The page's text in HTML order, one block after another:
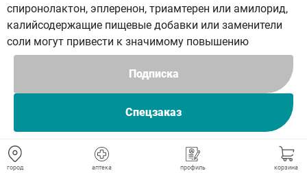
город аптека профиль корзина
Подписка
Спецзаказ
спиронолактон, эплеренон, триамтерен или амилорид,
калийсодержащие пищевые добавки или заменители
соли могут привести к значимому повышению
содержания калия в плазме крови.
Если сопутствующее применение показано, поскольку
имеется документально подтвержденная
гипокалиемия, их следует применять с осторожностью
и на фоне регулярного контроля содержания калия в
Препараты лития